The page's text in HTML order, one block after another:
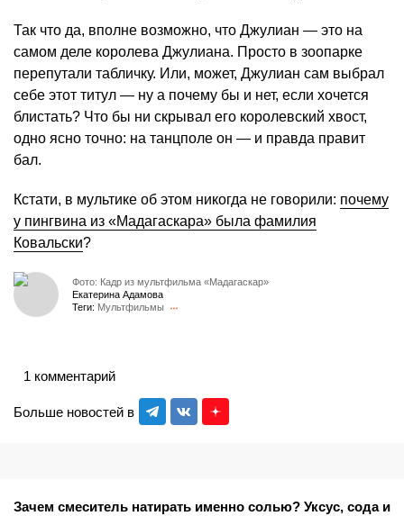
Так что да, вполне возможно, что Джулиан — это на
самом деле королева Джулиана. Просто в зоопарке
перепутали табличку. Или, может, Джулиан сам выбрал
себе этот титул — ну а почему бы и нет, если хочется
блистать? Что бы ни скрывал его королевский хвост,
одно ясно точно: на танцполе он — и правда правит
бал.
Кстати, в мультике об этом никогда не говорили: почему
у пингвина из «Мадагаскара» была фамилия
Ковальски?
Фото: Кадр из мультфильма «Мадагаскар»
Екатерина Адамова
Теги: Мультфильмы
Больше новостей в
1 комментарий
Зачем смеситель натирать именно солью? Уксус, сода и